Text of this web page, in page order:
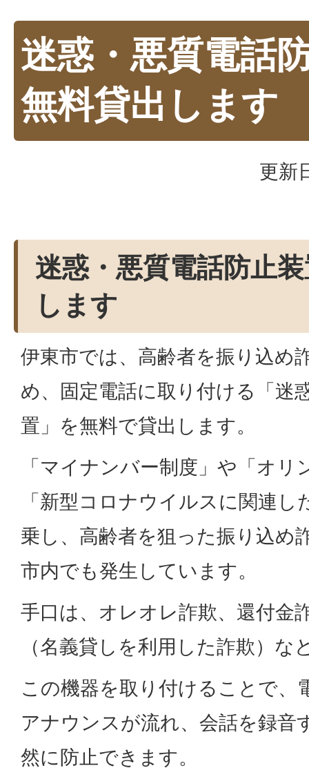
迷惑・悪質電話
無料貸出します
更新
迷惑・悪質電話防止
します
伊東市では、高齢者を振り込め
め、固定電話に取り付ける「迷
置」を無料で貸出します。
「マイナンバー制度」や「オリ
「新型コロナウイルスに関連し
乗し、高齢者を狙った振り込め
市内でも発生しています。
手口は、オレオレ詐欺、還付金
（名義貸しを利用した詐欺）な
この機器を取り付けることで、
アナウンスが流れ、会話を録音
然に防止できます。